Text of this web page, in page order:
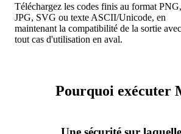
Téléchargez les codes finis au format PNG,
JPG, SVG ou texte ASCII/Unicode, en
maintenant la compatibilité de la sortie avec
tout cas d'utilisation en aval.
Pourquoi exécuter